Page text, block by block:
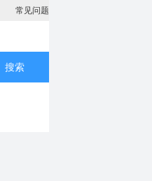
常见问题
搜索